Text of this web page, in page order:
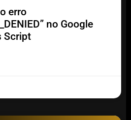
erro
no Google
Script